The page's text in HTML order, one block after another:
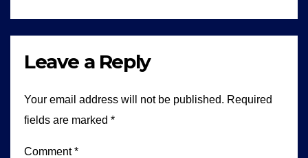
Leave a Reply
Your email address will not be published. Required
fields are marked *
Comment*